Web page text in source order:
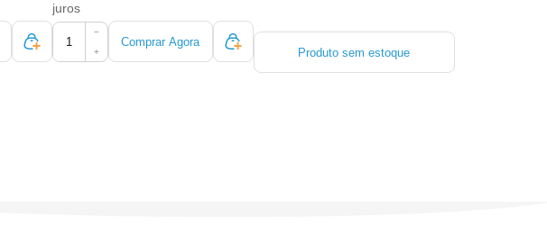
juros
−
+
Comprar Agora
Produto sem estoque